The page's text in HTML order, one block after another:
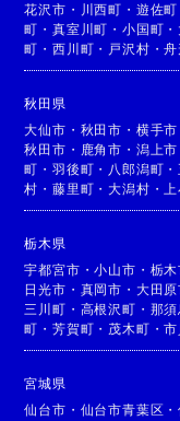
花沢市 ・ 川西町 ・ 遊佐町
町 ・真室川町 ・小国町 ・
町 ・西川町 ・ 戸沢村 ・
秋田県
大仙市 ・ 秋田市 ・ 横手市
秋田市 ・ 鹿角市 ・ 潟上市
町 ・羽後町 ・ 八郎潟町 ・
村 ・藤里町 ・大潟村 ・
栃木県
宇都宮市 ・小山市 ・ 栃木
日光市 ・ 真岡市 ・ 大田原
三川町 ・ 高根沢町 ・ 那
町 ・芳賀町 ・ 茂木町 ・
宮城県
仙台市 ・ 仙台市青葉区 ・